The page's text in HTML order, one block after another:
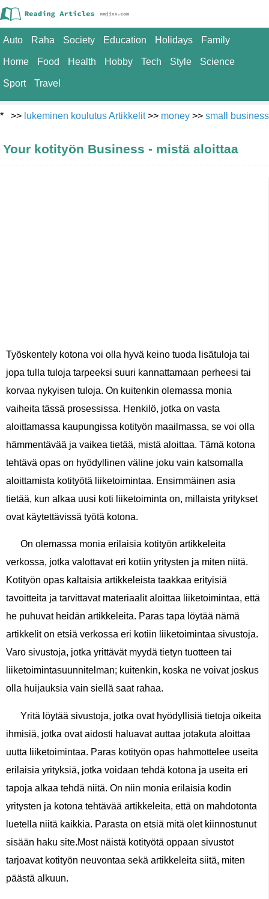
Auto Raha Society Education Holidays Family
Home Food Health Hobby Tech Style Science
Sport Travel
* >> lukeminen koulutus Artikkelit>> money >> small business
Your kotityön Business - mistä aloittaa
Työskentely kotona voi olla hyvä keino tuoda lisätuloja tai
jopa tulla tuloja tarpeeksi suuri kannattamaan perheesi tai
korvaa nykyisen tuloja. On kuitenkin olemassa monia
vaiheita tässä prosessissa. Henkilö, jotka on vasta
aloittamassa kaupungissa kotityön maailmassa, se voi olla
hämmentävää ja vaikea tietää, mistä aloittaa. Tämä kotona
tehtävä opas on hyödyllinen väline joku vain katsomalla
aloittamista kotityötä liiketoimintaa. Ensimmäinen asia
tietää, kun alkaa uusi koti liiketoiminta on, millaista yritykset
ovat käytettävissä työtä kotona.
On olemassa monia erilaisia ​​kotityön artikkeleita
verkossa, jotka valottavat eri kotiin yritysten ja miten niitä.
Kotityön opas kaltaisia ​​artikkeleista taakkaa erityisiä
tavoitteita ja tarvittavat materiaalit aloittaa liiketoimintaa, että
he puhuvat heidän artikkeleita. Paras tapa löytää nämä
artikkelit on etsiä verkossa eri kotiin liiketoimintaa sivustoja.
Varo sivustoja, jotka yrittävät myydä tietyn tuotteen tai
liiketoimintasuunnitelman; kuitenkin, koska ne voivat joskus
olla huijauksia vain siellä saat rahaa.
Yritä löytää sivustoja, jotka ovat hyödyllisiä tietoja oikeita
ihmisiä, jotka ovat aidosti haluavat auttaa jotakuta aloittaa
uutta liiketoimintaa. Paras kotityön opas hahmottelee useita
erilaisia ​​yrityksiä, jotka voidaan tehdä kotona ja useita eri
tapoja alkaa tehdä niitä. On niin monia erilaisia ​​kodin
yritysten ja kotona tehtävää artikkeleita, että on mahdotonta
luetella niitä kaikkia. Parasta on etsiä mitä olet kiinnostunut
sisään haku site.Most näistä kotityötä oppaan sivustot
tarjoavat kotityön neuvontaa sekä artikkeleita siitä, miten
päästä alkuun.